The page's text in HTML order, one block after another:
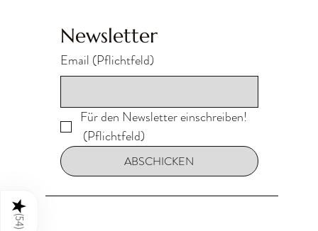
★
(
54
)
Newsletter
Email (Pflichtfeld)
Für den Newsletter einschreiben!
(Pflichtfeld)
ABSCHICKEN